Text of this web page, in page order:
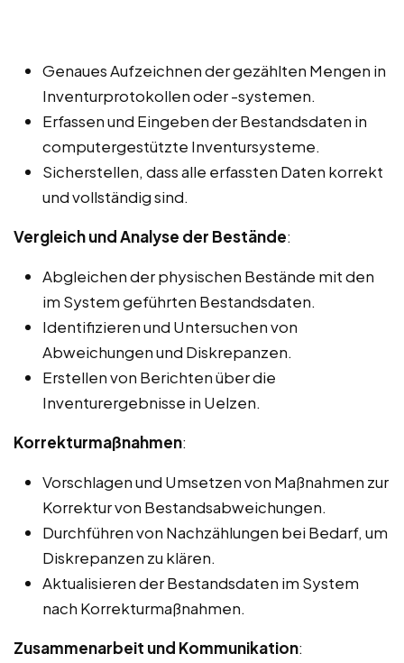
Genaues Aufzeichnen der gezählten Mengen in
Inventurprotokollen oder -systemen.
Erfassen und Eingeben der Bestandsdaten in
computergestützte Inventursysteme.
Sicherstellen, dass alle erfassten Daten korrekt
und vollständig sind.
Vergleich und Analyse der Bestände:
Abgleichen der physischen Bestände mit den
im System geführten Bestandsdaten.
Identifizieren und Untersuchen von
Abweichungen und Diskrepanzen.
Erstellen von Berichten über die
Inventurergebnisse in Uelzen.
Korrekturmaßnahmen:
Vorschlagen und Umsetzen von Maßnahmen zur
Korrektur von Bestandsabweichungen.
Durchführen von Nachzählungen bei Bedarf, um
Diskrepanzen zu klären.
Aktualisieren der Bestandsdaten im System
nach Korrekturmaßnahmen.
Zusammenarbeit und Kommunikation: